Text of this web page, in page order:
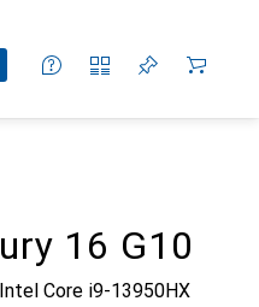
16 G10
Intel Core i9-13950HX